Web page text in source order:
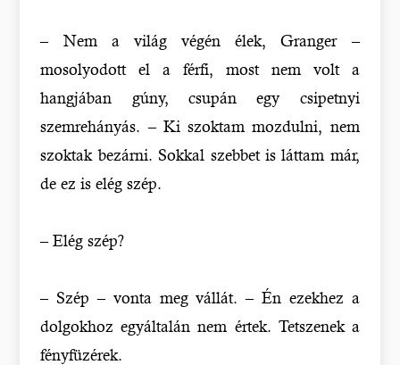
– Nem a világ végén élek, Granger –
mosolyodott el a férfi, most nem volt a
hangjában gúny, csupán egy csipetnyi
szemrehányás. – Ki szoktam mozdulni, nem
szoktak bezárni. Sokkal szebbet is láttam már,
de ez is elég szép.
– Elég szép?
– Szép – vonta meg vállát. – Én ezekhez a
dolgokhoz egyáltalán nem értek. Tetszenek a
fényfüzérek.